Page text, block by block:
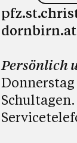
dornbirn.at
Persönlich
Donnerstag
Schultagen.